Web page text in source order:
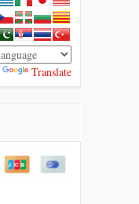
Translate